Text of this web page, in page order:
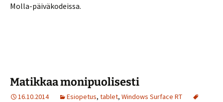
Molla-päiväkodeissa.
Matikkaa monipuolisesti
16.10.2014 Esiopetus, tablet, Windows Surface RT